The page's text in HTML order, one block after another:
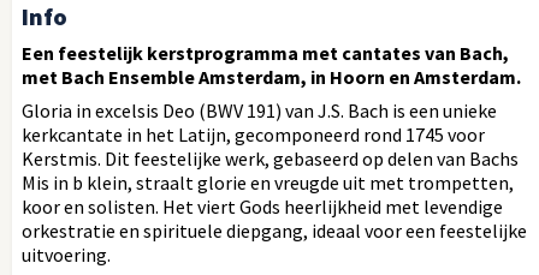
Info
Een feestelijk kerstprogramma met cantates van Bach,
met Bach Ensemble Amsterdam, in Hoorn en Amsterdam.
Gloria in excelsis Deo (BWV 191) van J.S. Bach is een unieke
kerkcantate in het Latijn, gecomponeerd rond 1745 voor
Kerstmis. Dit feestelijke werk, gebaseerd op delen van Bachs
Mis in b klein, straalt glorie en vreugde uit met trompetten,
koor en solisten. Het viert Gods heerlijkheid met levendige
orkestratie en spirituele diepgang, ideaal voor een feestelijke
uitvoering.